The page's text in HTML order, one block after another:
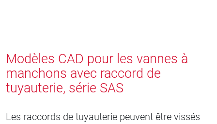
Modèles CAD pour les vannes à
manchons avec raccord de
tuyauterie, série SAS
Les raccords de tuyauterie peuvent être vissés